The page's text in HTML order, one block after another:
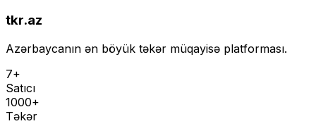
tkr.az
Azərbaycanın ən böyük təkər müqayisə platforması.
7+
Satıcı
1000+
Təkər